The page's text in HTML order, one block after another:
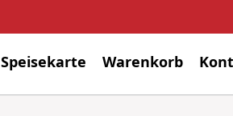
Speisekarte Warenkorb